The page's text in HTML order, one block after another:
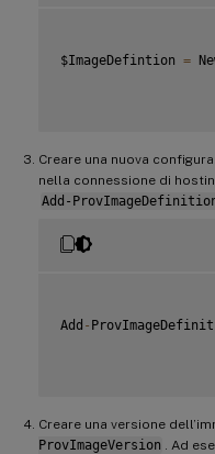
$ImageDefintion =
Creare una nuova
nella connessione di
Add-
Add -
Creare una versione
ProvImageVersion
. Ad